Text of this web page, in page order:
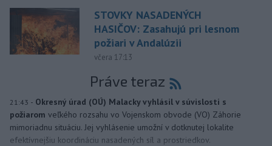
STOVKY NASADENÝCH
HASIČOV: Zasahujú pri lesnom
požiari v Andalúzii
včera 17:13
Práve teraz
21:43 - Okresný úrad (OÚ) Malacky vyhlásil v súvislosti s
požiarom veľkého rozsahu vo Vojenskom obvode (VO) Záhorie
mimoriadnu situáciu. Jej vyhlásenie umožní v dotknutej lokalite
efektívnejšiu koordináciu nasadených síl a prostriedkov.